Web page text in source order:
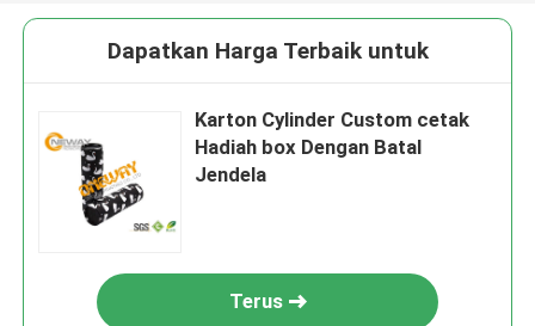
Dapatkan Harga Terbaik untuk
Karton Cylinder Custom cetak
Hadiah box Dengan Batal
Jendela
Terus